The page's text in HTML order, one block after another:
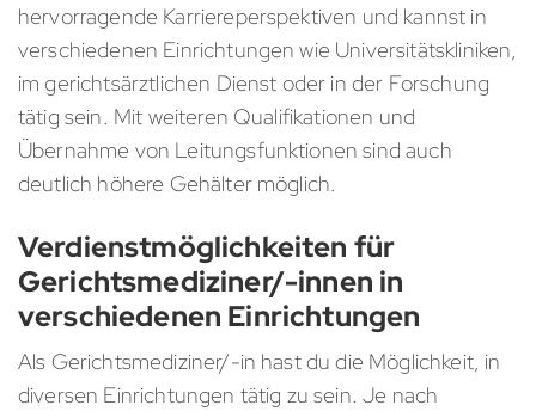
hervorragende Karriereperspektiven und kannst in
verschiedenen Einrichtungen wie Universitätskliniken,
im gerichtsärztlichen Dienst oder in der Forschung
tätig sein. Mit weiteren Qualifikationen und
Übernahme von Leitungsfunktionen sind auch
deutlich höhere Gehälter möglich.
Verdienstmöglichkeiten für
Gerichtsmediziner/-innen in
verschiedenen Einrichtungen
Als Gerichtsmediziner/-in hast du die Möglichkeit, in
diversen Einrichtungen tätig zu sein. Je nach